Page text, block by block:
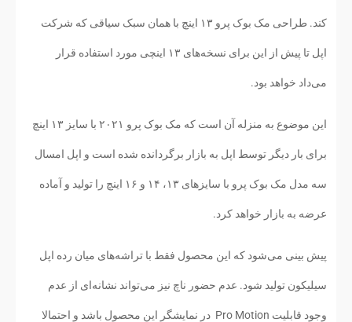
کند. طراحی مک بوک پرو ۱۳ اینچ با همان سبک سیاقی که شرکت
اپل تا پیش از این برای نسخه‌های ۱۳ اینچی مورد استفاده قرار
می‌داد خواهد بود.
این موضوع به منزله آن است که مک بوک پرو ۲۰۲۱ با سایز ۱۳ اینچ
برای بار دیگر توسط اپل به بازار برگردانده شده است و اپل امسال
سه مدل مک بوک پرو با سایزهای ۱۳، ۱۴ و ۱۶ اینچ را تولید و آماده
عرضه به بازار خواهد کرد.
پیش بینی می‌شود که این محصول فقط با تراشه‌های میان رده اپل
سیلیکون تولید شود. عدم حضور ناچ نیز می‌تواند نشانه‌ای از عدم
وجود قابلیت Pro Motion در نمایشگر این محصول باشد و احتمالا